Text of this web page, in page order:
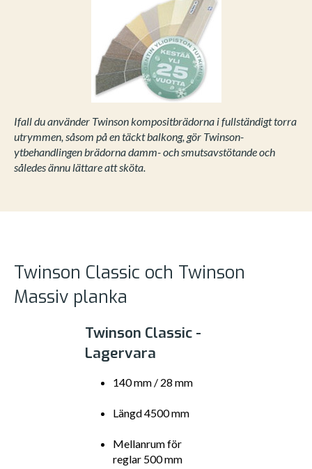
Ifall du använder Twinson kompositbrädorna i fullständigt torra
utrymmen, såsom på en täckt balkong, gör Twinson-
ytbehandlingen brädorna damm- och smutsavstötande och
således ännu lättare att sköta.
Twinson Classic och Twinson
Massiv planka
Twinson Classic -
Lagervara
140 mm / 28 mm
Längd 4500 mm
Mellanrum för
reglar 500 mm